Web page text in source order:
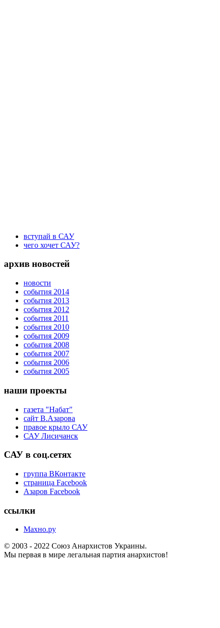
вступай в САУ
чего хочет САУ?
архив новостей
новости
события 2014
события 2013
события 2012
события 2011
события 2010
события 2009
события 2008
события 2007
события 2006
события 2005
наши проекты
газета "Набат"
сайт В.Азарова
правое крыло САУ
САУ Лисичанск
САУ в соц.сетях
группа ВКонтакте
страница Facebook
Азаров Facebook
ссылки
Махно.ру
© 2003 - 2022 Союз Анархистов Украины.
Мы первая в мире легальная партия анархистов!